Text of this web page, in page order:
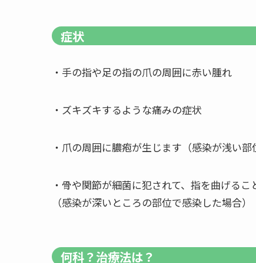
症状
・手の指や足の指の爪の周囲に赤い腫れ
・ズキズキするような痛みの症状
・爪の周囲に膿疱が生じます（感染が浅い部
・骨や関節が細菌に犯されて、指を曲げる
（感染が深いところの部位で感染した場合）
何科？治療法は？